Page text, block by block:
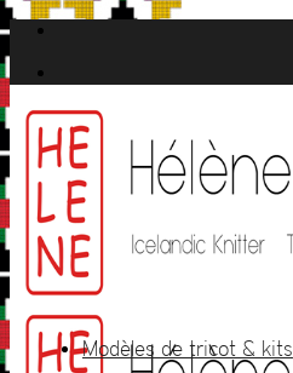
Passer
au
contenu
Modèles de tricot & kits